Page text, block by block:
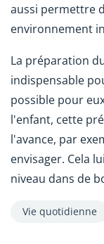
aussi permettre
environnement
La préparation
indispensable
possible pour
l'enfant, cette
l'avance, par
envisager. Cela
niveau dans de
Vie quotidienne